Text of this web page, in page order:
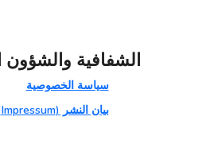
الشفافية والشؤون
سياسة الخصوصية
بيان النشر (Impressum)